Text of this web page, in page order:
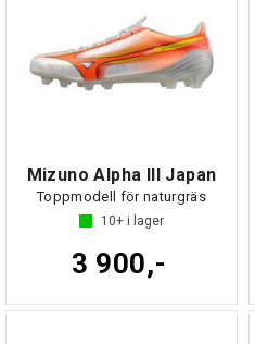
Mizuno Alpha III Japan
Toppmodell för naturgräs
10+ i lager
3 900,-